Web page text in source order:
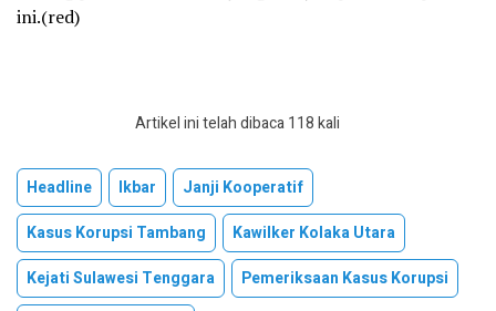
ini.(red)
Artikel ini telah dibaca 118 kali
Headline Ikbar
Janji Kooperatif
Kasus Korupsi Tambang
Kawilker Kolaka Utara
Kejati Sulawesi Tenggara
Pemeriksaan Kasus Korupsi